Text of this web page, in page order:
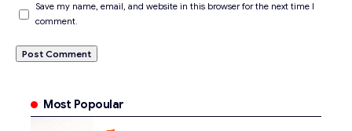
Save my name, email, and website in this browser for the next time I
comment.
Most Popoular